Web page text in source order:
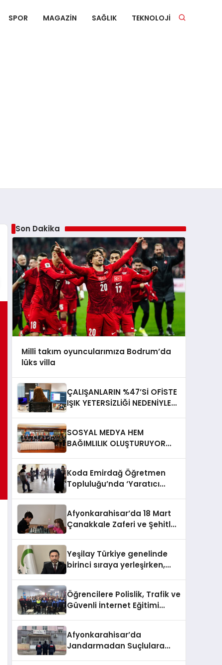
SPOR MAGAZIN SAĞLIK TEKNOLOJI
Son Dakika
Milli takım oyuncularımıza Bodrum’da
lüks villa
ÇALIŞANLARIN %47’Sİ OFİSTE
IŞIK YETERSİZLİĞİ NEDENİYLE
SOSYAL MEDYA HEM
BAĞIMLILIK OLUŞTURUYOR
Koda Emirdağ Öğretmen
Topluluğu’nda ‘Yaratıcı
Afyonkarahisar’da 18 Mart
Çanakkale Zaferi ve Şehitleri
Yeşilay Türkiye genelinde
birinci sıraya yerleşirken,
Öğrencilere Polislik, Trafik ve
Güvenli İnternet Eğitimi
Afyonkarahisar’da
Jandarmadan Suçlulara